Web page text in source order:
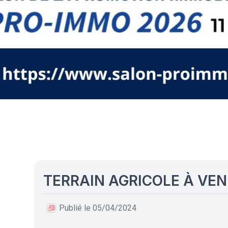
TERRAIN AGRICOLE À
Publié le 05/04/2024